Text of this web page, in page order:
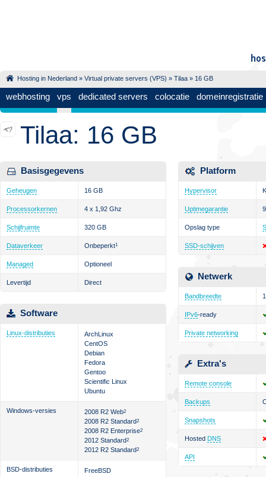
Hosting in Nederland » Virtual private servers (VPS) » Tilaa » 16 GB
webhosting vps dedicated servers colocatie domeinregistratie
Tilaa: 16 GB
Basisgegevens
Geheugen 16 GB
Processorkernen 4 x 1,92 Ghz
Schijfruimte 320 GB
Dataverkeer Onbeperkt1
Managed Optioneel
Levertijd Direct
Software
Linux-distributies
ArchLinux
CentOS
Debian
Fedora
Gentoo
Scientific Linux
Ubuntu
Windows-versies 2008 R2 Web2
2008 R2 Standard2
2008 R2 Enterprise2
2012 Standard2
2012 R2 Standard2
BSD-distributies FreeBSD
Platform
Hypervisor
Uptimegarantie
Opslag type
SSD-schijven
Netwerk
Bandbreedte
IPv6-ready
Private networking
Extra's
Remote console
Backups
Snapshots
Hosted DNS
API